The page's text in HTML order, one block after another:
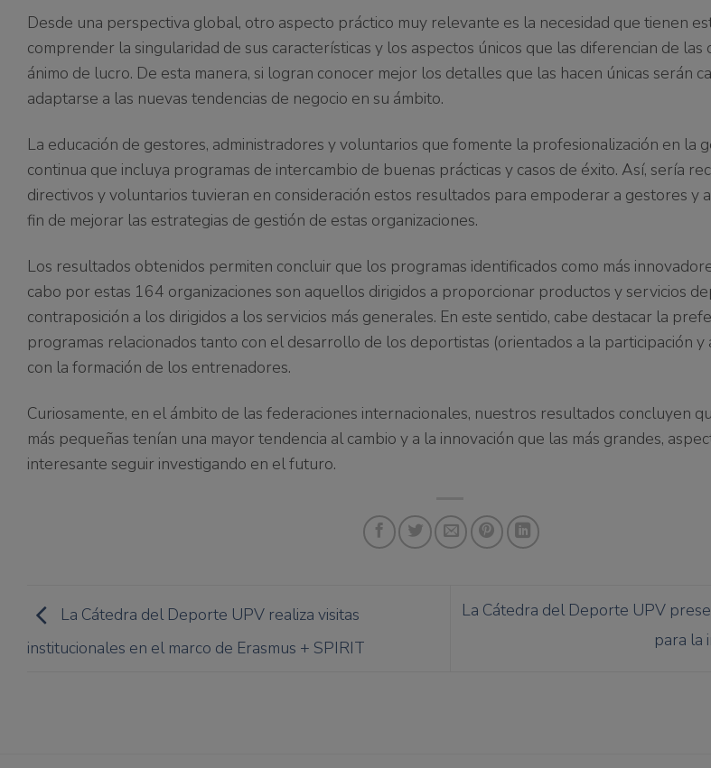
Desde una perspectiva global, otro aspecto práctico muy relevante es la necesidad que tienen
comprender la singularidad de sus características y los aspectos únicos que las diferencian de las
ánimo de lucro. De esta manera, si logran conocer mejor los detalles que las hacen únicas serán
adaptarse a las nuevas tendencias de negocio en su ámbito.
La educación de gestores, administradores y voluntarios que fomente la profesionalización en la
continua que incluya programas de intercambio de buenas prácticas y casos de éxito. Así, sería
directivos y voluntarios tuvieran en consideración estos resultados para empoderar a gestores y
fin de mejorar las estrategias de gestión de estas organizaciones.
Los resultados obtenidos permiten concluir que los programas identificados como más
cabo por estas 164 organizaciones son aquellos dirigidos a proporcionar productos y servicios
contraposición a los dirigidos a los servicios más generales. En este sentido, cabe destacar la
programas relacionados tanto con el desarrollo de los deportistas (orientados a la participación y
con la formación de los entrenadores.
Curiosamente, en el ámbito de las federaciones internacionales, nuestros resultados concluyen
más pequeñas tenían una mayor tendencia al cambio y a la innovación que las más grandes,
interesante seguir investigando en el futuro.
La Cátedra del Deporte UPV realiza visitas
institucionales en el marco de Erasmus + SPIRIT
La Cátedra del Deporte UPV
para la